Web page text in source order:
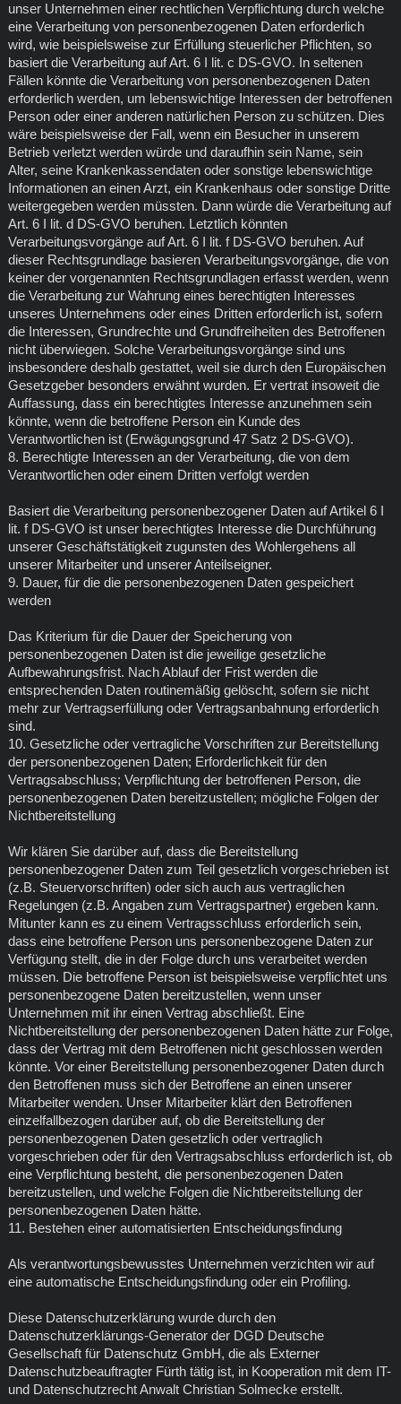
unser Unternehmen einer rechtlichen Verpflichtung durch welche
eine Verarbeitung von personenbezogenen Daten erforderlich
wird, wie beispielsweise zur Erfüllung steuerlicher Pflichten, so
basiert die Verarbeitung auf Art. 6 I lit. c DS-GVO. In seltenen
Fällen könnte die Verarbeitung von personenbezogenen Daten
erforderlich werden, um lebenswichtige Interessen der betroffenen
Person oder einer anderen natürlichen Person zu schützen. Dies
wäre beispielsweise der Fall, wenn ein Besucher in unserem
Betrieb verletzt werden würde und daraufhin sein Name, sein
Alter, seine Krankenkassendaten oder sonstige lebenswichtige
Informationen an einen Arzt, ein Krankenhaus oder sonstige Dritte
weitergegeben werden müssten. Dann würde die Verarbeitung auf
Art. 6 I lit. d DS-GVO beruhen. Letztlich könnten
Verarbeitungsvorgänge auf Art. 6 I lit. f DS-GVO beruhen. Auf
dieser Rechtsgrundlage basieren Verarbeitungsvorgänge, die von
keiner der vorgenannten Rechtsgrundlagen erfasst werden, wenn
die Verarbeitung zur Wahrung eines berechtigten Interesses
unseres Unternehmens oder eines Dritten erforderlich ist, sofern
die Interessen, Grundrechte und Grundfreiheiten des Betroffenen
nicht überwiegen. Solche Verarbeitungsvorgänge sind uns
insbesondere deshalb gestattet, weil sie durch den Europäischen
Gesetzgeber besonders erwähnt wurden. Er vertrat insoweit die
Auffassung, dass ein berechtigtes Interesse anzunehmen sein
könnte, wenn die betroffene Person ein Kunde des
Verantwortlichen ist (Erwägungsgrund 47 Satz 2 DS-GVO).
8. Berechtigte Interessen an der Verarbeitung, die von dem
Verantwortlichen oder einem Dritten verfolgt werden
Basiert die Verarbeitung personenbezogener Daten auf Artikel 6 I
lit. f DS-GVO ist unser berechtigtes Interesse die Durchführung
unserer Geschäftstätigkeit zugunsten des Wohlergehens all
unserer Mitarbeiter und unserer Anteilseigner.
9. Dauer, für die die personenbezogenen Daten gespeichert
werden
Das Kriterium für die Dauer der Speicherung von
personenbezogenen Daten ist die jeweilige gesetzliche
Aufbewahrungsfrist. Nach Ablauf der Frist werden die
entsprechenden Daten routinemäßig gelöscht, sofern sie nicht
mehr zur Vertragserfüllung oder Vertragsanbahnung erforderlich
sind.
10. Gesetzliche oder vertragliche Vorschriften zur Bereitstellung
der personenbezogenen Daten; Erforderlichkeit für den
Vertragsabschluss; Verpflichtung der betroffenen Person, die
personenbezogenen Daten bereitzustellen; mögliche Folgen der
Nichtbereitstellung
Wir klären Sie darüber auf, dass die Bereitstellung
personenbezogener Daten zum Teil gesetzlich vorgeschrieben ist
(z.B. Steuervorschriften) oder sich auch aus vertraglichen
Regelungen (z.B. Angaben zum Vertragspartner) ergeben kann.
Mitunter kann es zu einem Vertragsschluss erforderlich sein,
dass eine betroffene Person uns personenbezogene Daten zur
Verfügung stellt, die in der Folge durch uns verarbeitet werden
müssen. Die betroffene Person ist beispielsweise verpflichtet uns
personenbezogene Daten bereitzustellen, wenn unser
Unternehmen mit ihr einen Vertrag abschließt. Eine
Nichtbereitstellung der personenbezogenen Daten hätte zur Folge,
dass der Vertrag mit dem Betroffenen nicht geschlossen werden
könnte. Vor einer Bereitstellung personenbezogener Daten durch
den Betroffenen muss sich der Betroffene an einen unserer
Mitarbeiter wenden. Unser Mitarbeiter klärt den Betroffenen
einzelfallbezogen darüber auf, ob die Bereitstellung der
personenbezogenen Daten gesetzlich oder vertraglich
vorgeschrieben oder für den Vertragsabschluss erforderlich ist, ob
eine Verpflichtung besteht, die personenbezogenen Daten
bereitzustellen, und welche Folgen die Nichtbereitstellung der
personenbezogenen Daten hätte.
11. Bestehen einer automatisierten Entscheidungsfindung
Als verantwortungsbewusstes Unternehmen verzichten wir auf
eine automatische Entscheidungsfindung oder ein Profiling.
Diese Datenschutzerklärung wurde durch den
Datenschutzerklärungs-Generator der DGD Deutsche
Gesellschaft für Datenschutz GmbH, die als Externer
Datenschutzbeauftragter Fürth tätig ist, in Kooperation mit dem IT-
und Datenschutzrecht Anwalt Christian Solmecke erstellt.